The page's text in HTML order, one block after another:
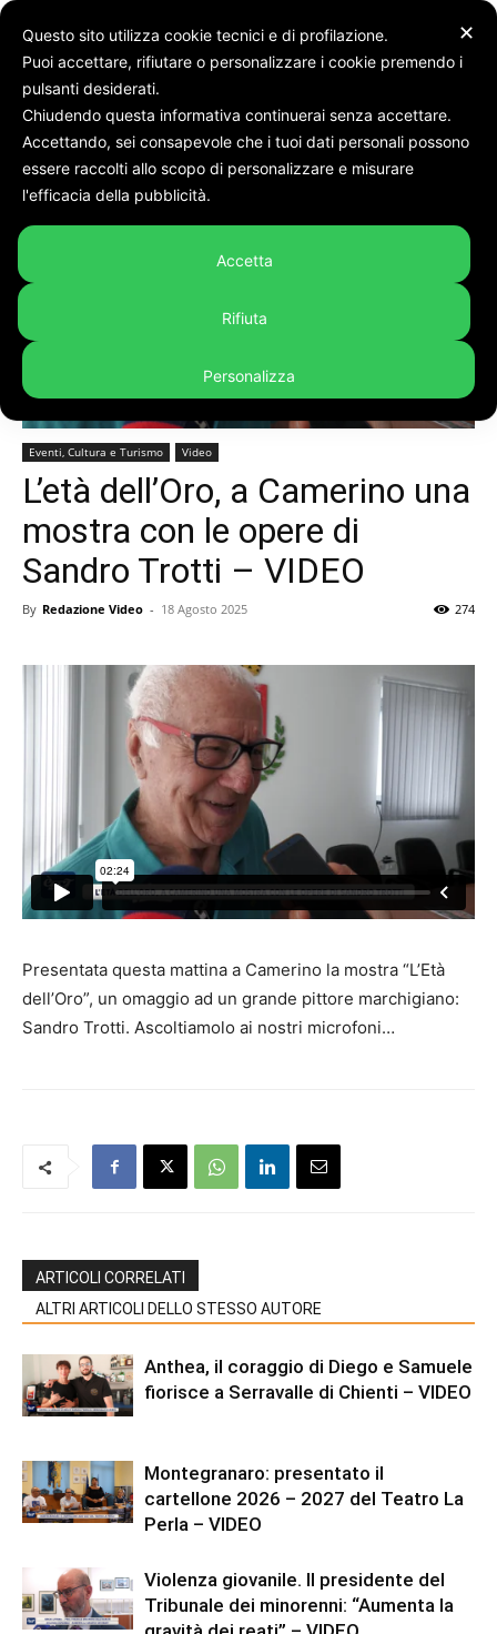
Eventi, Cultura e Turismo
Eventi, Cultura e Turismo Video
L’età dell’Oro, a Camerino una
mostra con le opere di
Sandro Trotti – VIDEO
By Redazione Video - 18 Agosto 2025 274
Presentata questa mattina a Camerino la mostra “L’Età
dell’Oro”, un omaggio ad un grande pittore marchigiano:
Sandro Trotti. Ascoltiamolo ai nostri microfoni…
ARTICOLI CORRELATI
ALTRI ARTICOLI DELLO STESSO AUTORE
Anthea, il coraggio di Diego e Samuele
fiorisce a Serravalle di Chienti – VIDEO
Montegranaro: presentato il
cartellone 2026 – 2027 del Teatro La
Perla – VIDEO
Violenza giovanile. Il presidente del
Tribunale dei minorenni: “Aumenta la
✕
Questo sito utilizza cookie tecnici e di profilazione.
Puoi accettare, rifiutare o personalizzare i cookie premendo i
pulsanti desiderati.
Chiudendo questa informativa continuerai senza accettare.
Accettando, sei consapevole che i tuoi dati personali possono
essere raccolti allo scopo di personalizzare e misurare
l'efficacia della pubblicità.
Accetta
Rifiuta
Personalizza